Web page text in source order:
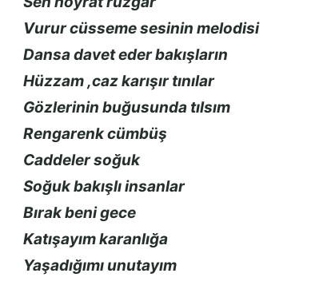
Vurur cüsseme sesinin melodisi
Dansa davet eder bakışların
Hüzzam ,caz karışır tınılar
Gözlerinin buğusunda tılsım
Rengarenk cümbüş
Caddeler soğuk
Soğuk bakışlı insanlar
Bırak beni gece
Katışayım karanlığa
Yaşadığımı unutayım